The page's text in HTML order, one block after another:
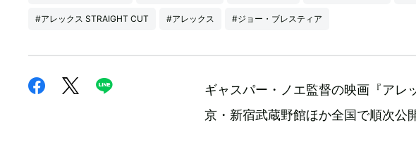
#アレックス STRAIGHT CUT #アレックス #ジョー・ブレスティア
ギャスパー・ノエ監督の映画『アレ
京・新宿武蔵野館ほか全国で順次公